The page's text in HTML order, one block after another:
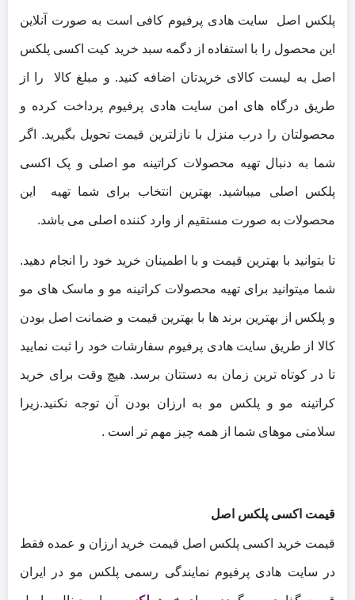
پلکس اصل سایت هادی پرفیوم کافی است به صورت آنلاین
این محصول را با استفاده از دگمه سبد خرید کیت اکسی پلکس
اصل به لیست کالای خریدتان اضافه کنید. و مبلغ کالا را از
طریق درگاه های امن سایت هادی پرفیوم پرداخت کرده و
محصولتان را درب منزل با نازلترین قیمت تحویل بگیرید. اگر
شما به دنبال تهیه محصولات کراتینه مو اصلی و پک اکسی
پلکس اصلی میباشید. بهترین انتخاب برای شما تهیه این
محصولات به صورت مستقیم از وارد کننده اصلی می باشد.
تا بتوانید با بهترین قیمت و با اطمینان خرید خود را انجام دهید.
شما میتوانید برای تهیه محصولات کراتینه مو و ماسک های مو
و پلکس از بهترین برند ها با بهترین قیمت و ضمانت اصل بودن
کالا از طریق سایت هادی پرفیوم سفارشات خود را ثبت نمایید
تا در کوتاه ترین زمان به دستتان برسد. هیچ وقت برای خرید
کراتینه مو و پلکس مو به ارزان بودن آن توجه نکنید.زیرا
سلامتی موهای شما از همه چیز مهم تر است .
قیمت اکسی پلکس اصل
قیمت خرید اکسی پلکس اصل قیمت خرید ارزان و عمده فقط
در سایت هادی پرفیوم نمایندگی رسمی پلکس مو در ایران